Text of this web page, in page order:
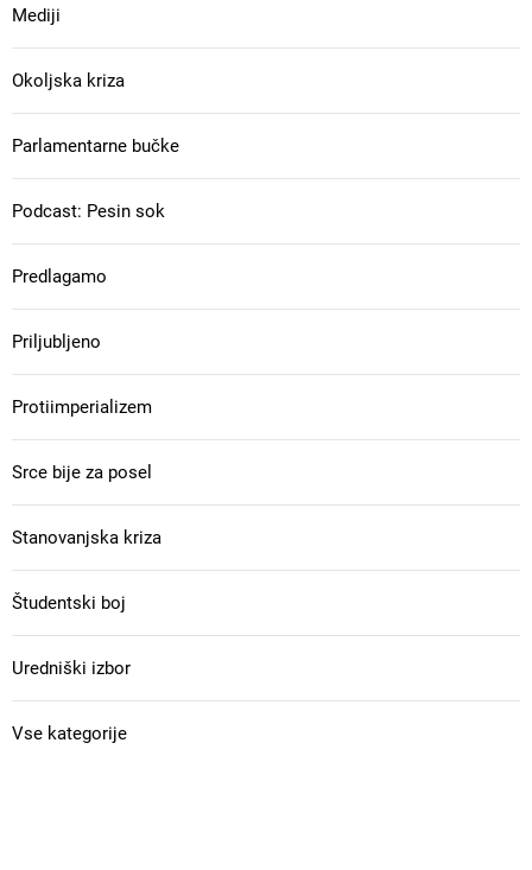
Mediji
Okoljska kriza
Parlamentarne bučke
Podcast: Pesin sok
Predlagamo
Priljubljeno
Protiimperializem
Srce bije za posel
Stanovanjska kriza
Študentski boj
Uredniški izbor
Vse kategorije